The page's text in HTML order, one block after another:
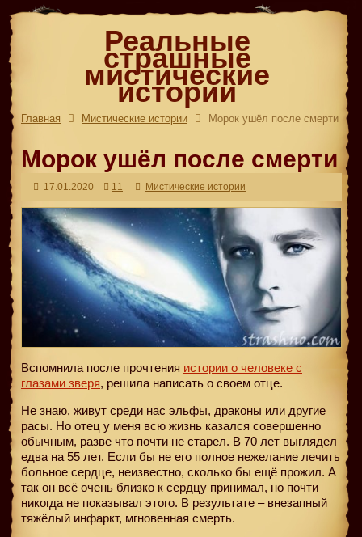
Реальные
страшные
мистические
истории
Главная Мистические истории Морок ушёл после смерти
Морок ушёл после смерти
17.01.2020 11 Мистические истории
Вспомнила после прочтения истории о человеке с
глазами зверя, решила написать о своем отце.
Не знаю, живут среди нас эльфы, драконы или другие
расы. Но отец у меня всю жизнь казался совершенно
обычным, разве что почти не старел. В 70 лет выглядел
едва на 55 лет. Если бы не его полное нежелание лечить
больное сердце, неизвестно, сколько бы ещё прожил. А
так он всё очень близко к сердцу принимал, но почти
никогда не показывал этого. В результате – внезапный
тяжёлый инфаркт, мгновенная смерть.